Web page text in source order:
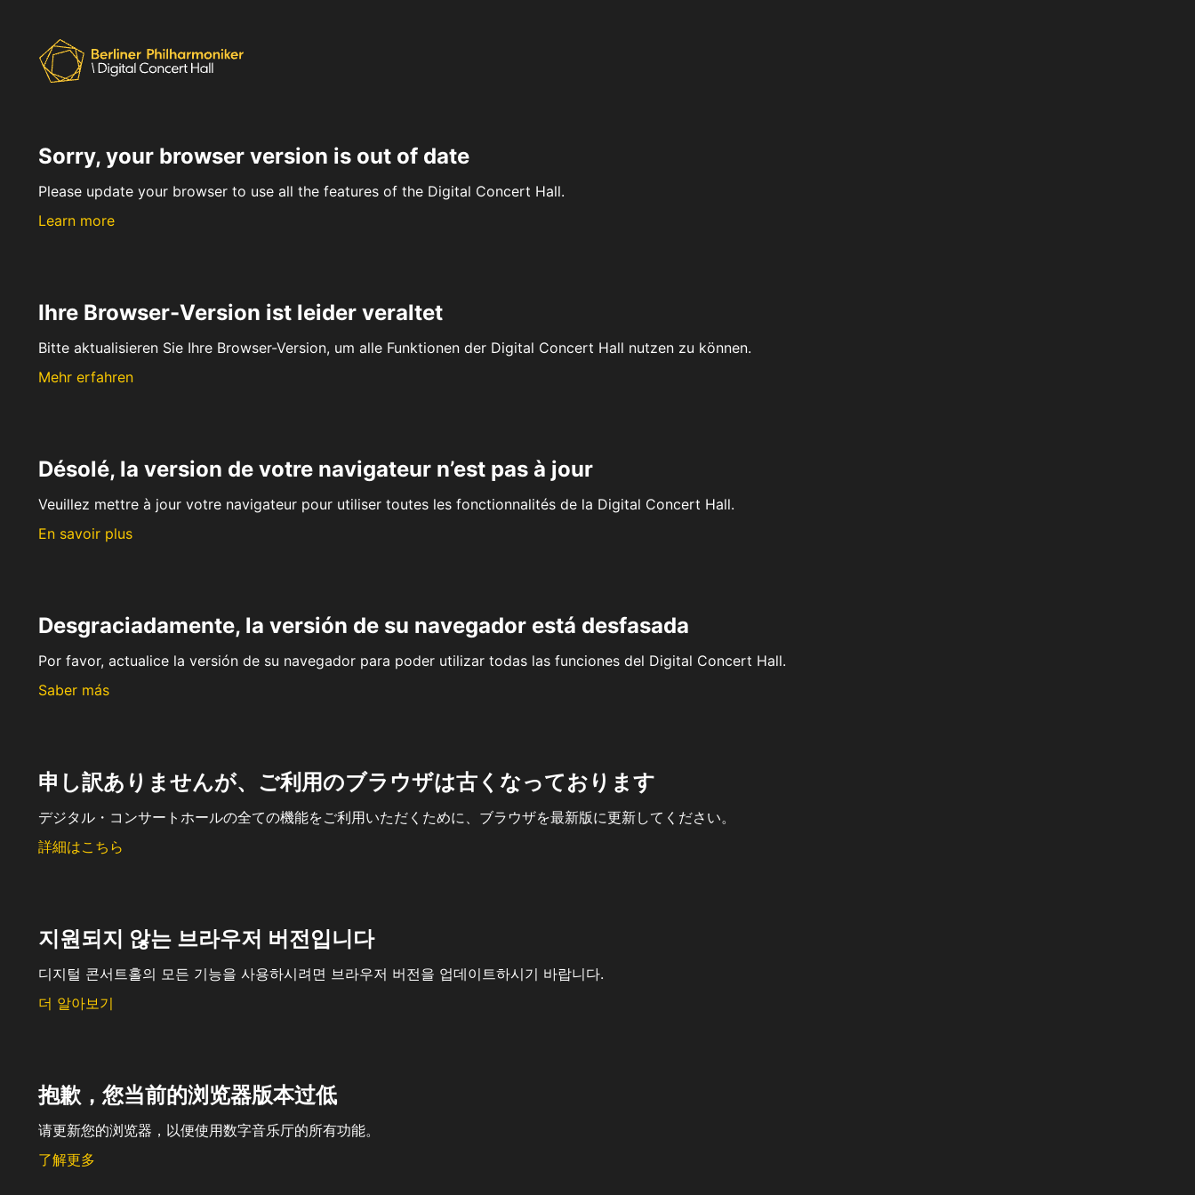
Sorry, your browser version is out of date
Please update your browser to use all the features of the Digital Concert Hall.
Learn more
Ihre Browser-Version ist leider veraltet
Bitte aktualisieren Sie Ihre Browser-Version, um alle Funktionen der Digital Concert Hall nutzen zu können.
Mehr erfahren
Désolé, la version de votre navigateur n’est pas à jour
Veuillez mettre à jour votre navigateur pour utiliser toutes les fonctionnalités de la Digital Concert Hall.
En savoir plus
Desgraciadamente, la versión de su navegador está desfasada
Por favor, actualice la versión de su navegador para poder utilizar todas las funciones del Digital Concert Hall.
Saber más
申し訳ありませんが、ご利用のブラウザは古くなっております
デジタル・コンサートホールの全ての機能をご利用いただくために、ブラウザを最新版に更新してください。
詳細はこちら
지원되지 않는 브라우저 버전입니다
디지털 콘서트홀의 모든 기능을 사용하시려면 브라우저 버전을 업데이트하시기 바랍니다.
더 알아보기
抱歉，您当前的浏览器版本过低
请更新您的浏览器，以便使用数字音乐厅的所有功能。
了解更多